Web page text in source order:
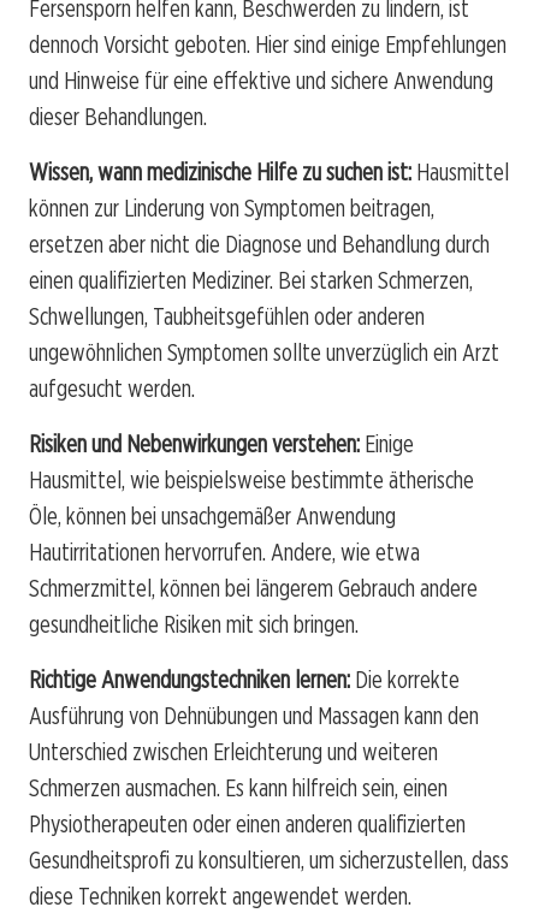
Fersensporn helfen kann, Beschwerden zu lindern, ist
dennoch Vorsicht geboten. Hier sind einige Empfehlungen
und Hinweise für eine effektive und sichere Anwendung
dieser Behandlungen.
Wissen, wann medizinische Hilfe zu suchen ist: Hausmittel
können zur Linderung von Symptomen beitragen,
ersetzen aber nicht die Diagnose und Behandlung durch
einen qualifizierten Mediziner. Bei starken Schmerzen,
Schwellungen, Taubheitsgefühlen oder anderen
ungewöhnlichen Symptomen sollte unverzüglich ein Arzt
aufgesucht werden.
Risiken und Nebenwirkungen verstehen: Einige
Hausmittel, wie beispielsweise bestimmte ätherische
Öle, können bei unsachgemäßer Anwendung
Hautirritationen hervorrufen. Andere, wie etwa
Schmerzmittel, können bei längerem Gebrauch andere
gesundheitliche Risiken mit sich bringen.
Richtige Anwendungstechniken lernen: Die korrekte
Ausführung von Dehnübungen und Massagen kann den
Unterschied zwischen Erleichterung und weiteren
Schmerzen ausmachen. Es kann hilfreich sein, einen
Physiotherapeuten oder einen anderen qualifizierten
Gesundheitsprofi zu konsultieren, um sicherzustellen, dass
diese Techniken korrekt angewendet werden.